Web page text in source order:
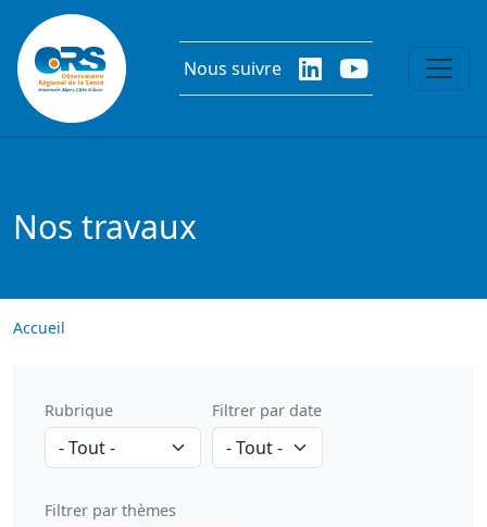
Aller au contenu principal
Nous suivre
Nos travaux
Accueil
Rubrique Filtrer par date
Filtrer par thèmes